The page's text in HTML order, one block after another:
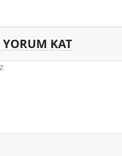
YORUM KAT